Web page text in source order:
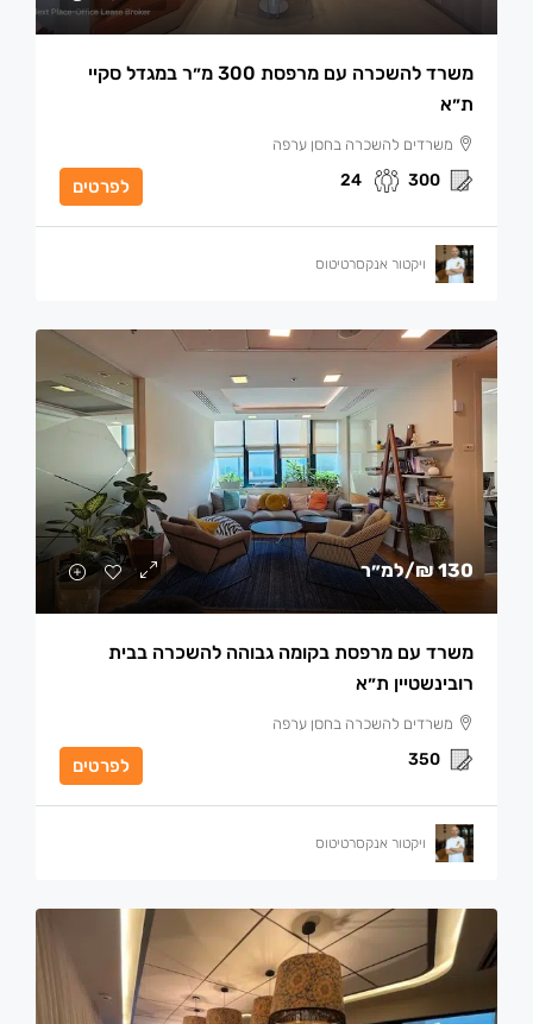
משרד להשכרה עם מרפסת 300 מ״ר במגדל סקיי
ת״א
משרדים להשכרה בחסן ערפה
300
24 לפרטים
ויקטור אנקסרטיטוס
130 ₪ /למ״ר
משרד עם מרפסת בקומה גבוהה להשכרה בבית
רובינשטיין ת״א
משרדים להשכרה בחסן ערפה
350 לפרטים
ויקטור אנקסרטיטוס